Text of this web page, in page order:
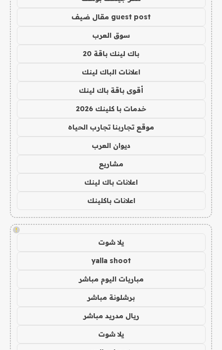
guest post مقال ضيف
سوق العرب
باك لينك باقة 20
اعلانات الباك لينك
أقوى باقة باك لينك
خدمات با كلينك 2026
موقع تجاربنا تجارب الحياه
ديوان العرب
مشاريع
اعلانات باك لينك
اعلانات باكلينك
!
يلا شوت
yalla shoot
مباريات اليوم مباشر
برشلونة مباشر
ريال مدريد مباشر
يلا شوت